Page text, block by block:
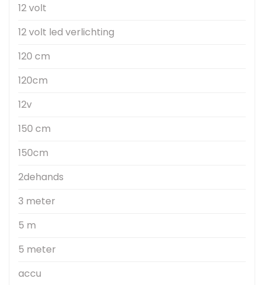
12 volt
12 volt led verlichting
120 cm
120cm
12v
150 cm
150cm
2dehands
3 meter
5 m
5 meter
accu